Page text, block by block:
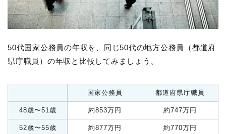
50代国家公務員の年収を、同じ50代の地方公務員（都道府
県庁職員）の年収と比較してみましょう。
国家公務員 都道府県庁職員
48歳〜51歳 約853万円 約747万円
52歳〜55歳 約877万円 約770万円